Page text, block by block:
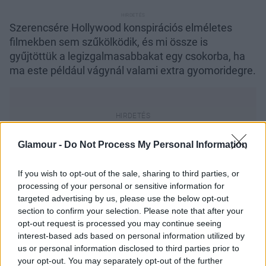
Glamour - Do Not Process My Personal Information
If you wish to opt-out of the sale, sharing to third parties, or
processing of your personal or sensitive information for
targeted advertising by us, please use the below opt-out
section to confirm your selection. Please note that after your
opt-out request is processed you may continue seeing
interest-based ads based on personal information utilized by
us or personal information disclosed to third parties prior to
your opt-out. You may separately opt-out of the further
Szerencsére Hollywood konspirációs elméletes
filmekben sem szűkölködik, és mi össze is
gyűjtöttük a legizgalmasabbakat egy csokorba, ha
ma este például vágynál valami extra gyomoridegre.
konspirációs elméletes film
Galéria